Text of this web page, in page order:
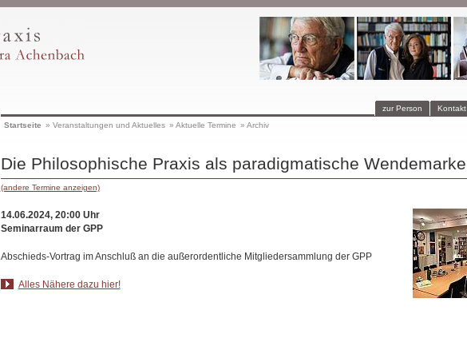
Kontakt
zur Person
Startseite » Veranstaltungen und Aktuelles » Aktuelle Termine » Archiv
Die Philosophische Praxis als paradigmatische Wendemarke
(andere Termine anzeigen)
14.06.2024, 20:00 Uhr
Seminarraum der GPP
Abschieds-Vortrag im Anschluß an die außerordentliche Mitgliedersammlung der GPP
Alles Nähere dazu hier!